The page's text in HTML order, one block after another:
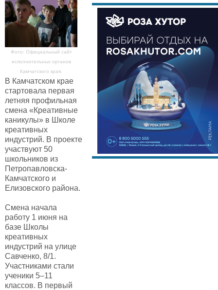
Фото: Официальный сайт
исполнительных органов
Камчатского края.
В Камчатском крае
стартовала первая
летняя профильная
смена «Креативные
каникулы» в Школе
креативных
индустрий. В проекте
участвуют 50
школьников из
Петропавловска-
Камчатского и
Елизовского района.
Смена начала
работу 1 июня на
базе Школы
креативных
индустрий на улице
Савченко, 8/1.
Участниками стали
ученики 5–11
классов. В первый